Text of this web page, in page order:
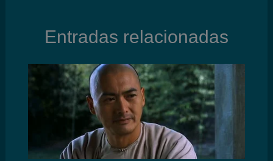
Entradas relacionadas